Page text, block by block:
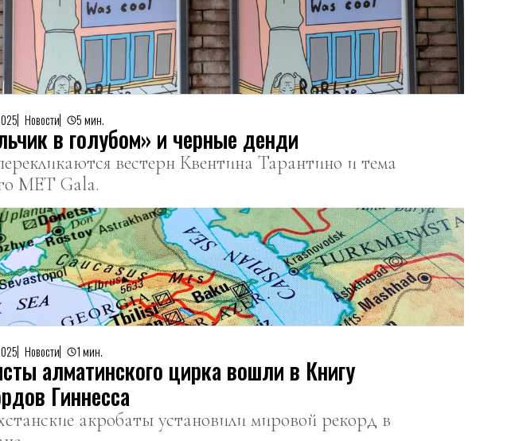
Новости 5 мин.
в голубом» и черные денди
вестерн Квентина Тарантино и тема
MET Gala.
Новости 1 мин.
алматинского цирка вошли в Книгу
Гиннесса
акробаты установили мировой рекорд в